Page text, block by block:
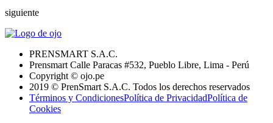
siguiente
PRENSMART S.A.C.
Prensmart Calle Paracas #532, Pueblo Libre, Lima - Perú
Copyright © ojo.pe
2019 © PrenSmart S.A.C. Todos los derechos reservados
Términos y CondicionesPolítica de PrivacidadPolítica de
Cookies